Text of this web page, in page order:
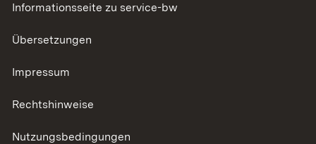
Informationsseite zu service-bw
Übersetzungen
Impressum
Rechtshinweise
Nutzungsbedingungen